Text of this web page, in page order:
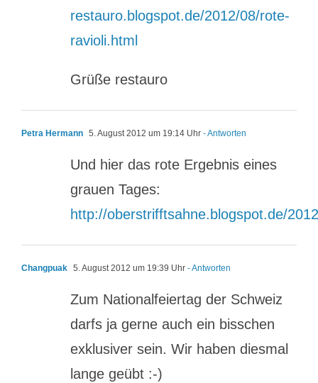
restauro.blogspot.de/2012/08/rote-
ravioli.html
Grüße restauro
Petra Hermann 5. August 2012 um 19:14 Uhr - Antworten
Und hier das rote Ergebnis eines
grauen Tages:
http://oberstrifftsahne.blogspot.de/
Changpuak 5. August 2012 um 19:39 Uhr - Antworten
Zum Nationalfeiertag der Schweiz
darfs ja gerne auch ein bisschen
exklusiver sein. Wir haben diesmal
lange geübt :-)